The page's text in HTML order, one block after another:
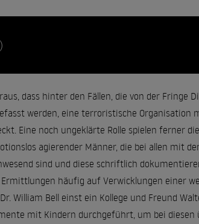
dass hinter den Fällen, die von der Fringe
werden, eine terroristische Organisation
Eine noch ungeklärte Rolle spielen ferner die
agierender Männer, die bei allen mit
sind und diese schriftlich
häufig auf Verwicklungen einer
William Bell einst ein Kollege und Freund
mit Kindern durchgeführt, um bei diesen